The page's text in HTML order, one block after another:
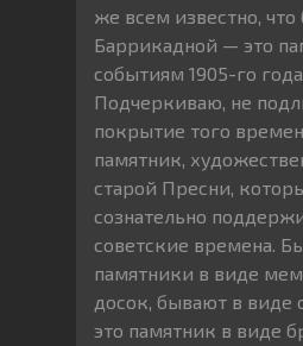
же всем известно, что
Баррикадной — это
событиям 1905-го
Подчеркиваю, не
покрытие того
памятник,
старой Пресни,
сознательно
советские времена.
памятники в виде
досок, бывают в виде
это памятник в виде